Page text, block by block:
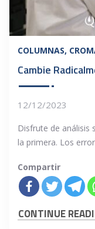
COLUMNAS
12/12/2023
Disfrute de análisis
la primera. Los
Compartir
CONTINUE